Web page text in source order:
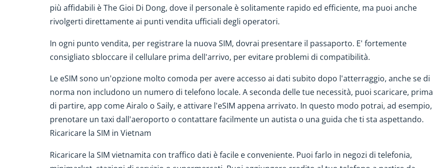
più affidabili è The Gioi Di Dong, dove il personale è solitamente rapido ed efficiente, ma puoi anche
rivolgerti direttamente ai punti vendita ufficiali degli operatori.
In ogni punto vendita, per registrare la nuova SIM, dovrai presentare il passaporto. E' fortemente
consigliato sbloccare il cellulare prima dell'arrivo, per evitare problemi di compatibilità.
Le eSIM sono un'opzione molto comoda per avere accesso ai dati subito dopo l'atterraggio, anche se di
norma non includono un numero di telefono locale. A seconda delle tue necessità, puoi scaricare, prima
di partire, app come Airalo o Saily, e attivare l'eSIM appena arrivato. In questo modo potrai, ad esempio,
prenotare un taxi dall'aeroporto o contattare facilmente un autista o una guida che ti sta aspettando.
Ricaricare la SIM in Vietnam
Ricaricare la SIM vietnamita con traffico dati è facile e conveniente. Puoi farlo in negozi di telefonia,